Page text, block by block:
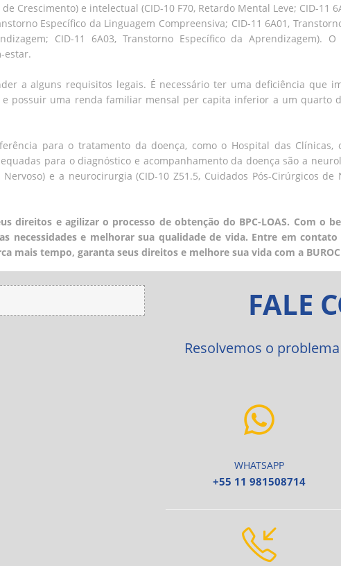
Crescimento) e intelectual (CID-10 F70, Retardo Mental Leve; CID-11
Específico da Linguagem Compreensiva; CID-11 6A01,
CID-11 6A03, Transtorno Específico da Aprendizagem).
estar.
a alguns requisitos legais. É necessário ter uma deficiência que
e possuir uma renda familiar mensal per capita inferior a um quarto
para o tratamento da doença, como o Hospital das
para o diagnóstico e acompanhamento da doença são a
e a neurocirurgia (CID-10 Z51.5, Cuidados Pós-Cirúrgicos
direitos e agilizar o processo de obtenção do BPC-LOAS. Com o
necessidades e melhorar sua qualidade de vida. Entre em
mais tempo, garanta seus direitos e melhore sua vida com a
FALE
Resolvemos o
WHATSAPP
+55 11 981508714